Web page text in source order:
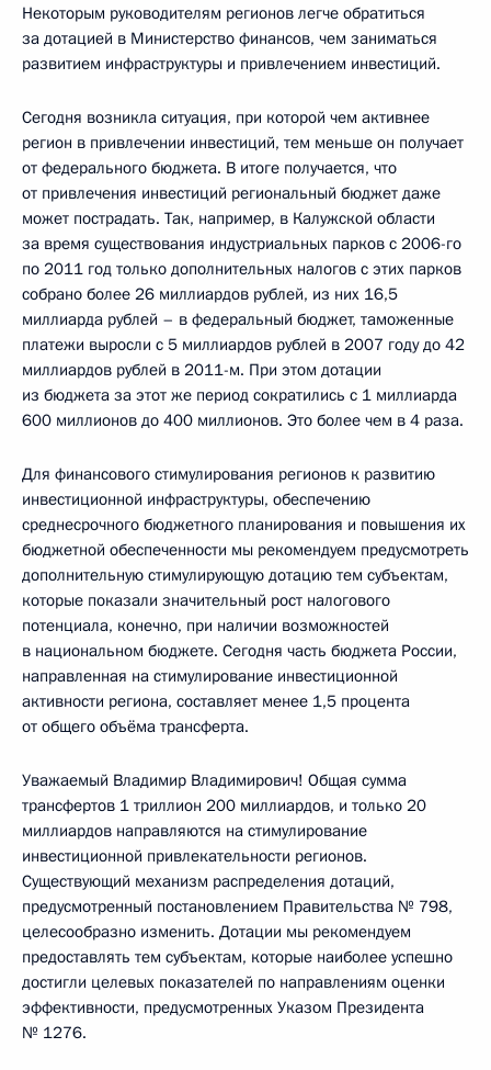
Некоторым руководителям регионов легче обратиться
за дотацией в Министерство финансов, чем заниматься
развитием инфраструктуры и привлечением инвестиций.
Сегодня возникла ситуация, при которой чем активнее
регион в привлечении инвестиций, тем меньше он получает
от федерального бюджета. В итоге получается, что
от привлечения инвестиций региональный бюджет даже
может пострадать. Так, например, в Калужской области
за время существования индустриальных парков с 2006-го
по 2011 год только дополнительных налогов с этих парков
собрано более 26 миллиардов рублей, из них 16,5
миллиарда рублей – в федеральный бюджет, таможенные
платежи выросли с 5 миллиардов рублей в 2007 году до 42
миллиардов рублей в 2011-м. При этом дотации
из бюджета за этот же период сократились с 1 миллиарда
600 миллионов до 400 миллионов. Это более чем в 4 раза.
Для финансового стимулирования регионов к развитию
инвестиционной инфраструктуры, обеспечению
среднесрочного бюджетного планирования и повышения их
бюджетной обеспеченности мы рекомендуем предусмотреть
дополнительную стимулирующую дотацию тем субъектам,
которые показали значительный рост налогового
потенциала, конечно, при наличии возможностей
в национальном бюджете. Сегодня часть бюджета России,
направленная на стимулирование инвестиционной
активности региона, составляет менее 1,5 процента
от общего объёма трансферта.
Уважаемый Владимир Владимирович! Общая сумма
трансфертов 1 триллион 200 миллиардов, и только 20
миллиардов направляются на стимулирование
инвестиционной привлекательности регионов.
Существующий механизм распределения дотаций,
предусмотренный постановлением Правительства № 798,
целесообразно изменить. Дотации мы рекомендуем
предоставлять тем субъектам, которые наиболее успешно
достигли целевых показателей по направлениям оценки
эффективности, предусмотренных Указом Президента
№ 1276.